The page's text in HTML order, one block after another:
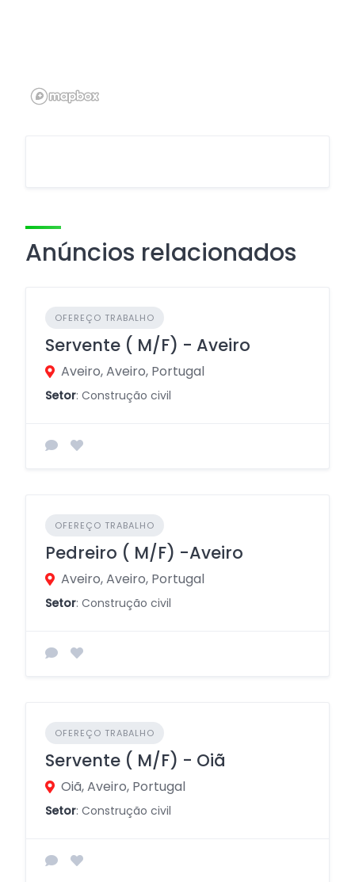
Anúncios relacionados
OFEREÇO TRABALHO
Servente ( M/F) - Aveiro
Aveiro, Aveiro, Portugal
Setor: Construção civil
OFEREÇO TRABALHO
Pedreiro ( M/F) -Aveiro
Aveiro, Aveiro, Portugal
Setor: Construção civil
OFEREÇO TRABALHO
Servente ( M/F) - Oiã
Oiã, Aveiro, Portugal
Setor: Construção civil